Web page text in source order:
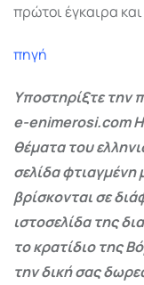
πρώτοι έγκαιρα
πηγή
Υποστηρίξτε την
e-enimerosi.com Η
θέματα του
σελίδα
βρίσκονται σε
ιστοσελίδα της
το κρατίδιο της
την δική σας